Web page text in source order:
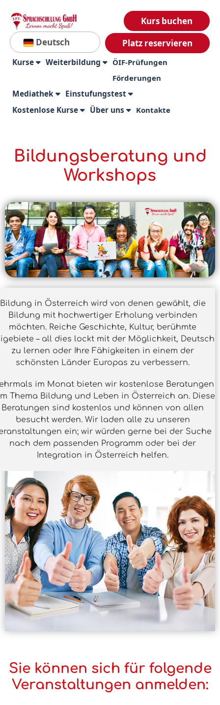
Deutsch
Kurs buchen
Platz reservieren
Kurse Weiterbildung
ÖIF-Prüfungen
Förderungen
Mediathek
Einstufungstest
Kostenlose Kurse
Über uns Kontakte
Bildungsberatung und
Workshops
Bildung in Österreich wird von denen gewählt, die
Bildung mit hochwertiger Erholung verbinden
möchten. Reiche Geschichte, Kultur, berühmte
– all dies lockt mit der Möglichkeit, Deutsch
zu lernen oder Ihre Fähigkeiten in einem der
schönsten Länder Europas zu verbessern.
im Monat bieten wir kostenlose Beratungen
Thema Bildung und Leben in Österreich an. Diese
Beratungen sind kostenlos und können von allen
besucht werden. Wir laden alle zu unseren
ein; wir würden gerne bei der Suche
nach dem passenden Programm oder bei der
Integration in Österreich helfen.
Sie können sich für folgende
Veranstaltungen anmelden: